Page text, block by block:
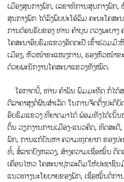
ເມືອງສູນກາງພັກ, ເລຂາທິການສູນກາງພັກ,
ສູນກາງພັກ ​ໄດ້ລົງພົບປະໂອ້ລົມ ຄະນະໂຄສ
ການຕ້ອນຮັບຂອງ ທ່ານ ຄຳບຸນ ດວງພະບາງ
ໂຄສະນາອົບຮົມແຂວງອັດຕະປື ເຂົ້າຮ່ວມມີ:
ເມືອງ, ຫົວໜ້າຂະແໜງການ, ຮອງຫົວໜ້າຂ
ດ້ວຍພະນັກງານໂຄສະນາແຂວງທັງໝົດ.
ໂອກາດ​ນີ້, ທ່ານ ຄໍາພັນ ພົມມະທັດ ກໍ່ໄດ້
ຕີລາຄາສູງຕໍ່ຜົນສຳເລັດ ໃນການຈັດຕັ້ງປະຕິບັ
ອົບຮົມແຂວງ ທີ່ຍາດມາໄດ້ ພ້ອມທັງໄດ້ເນັ້
ຕົ້ນ ວຽກງານການເມືອງ-ແນວຄິດ, ທິດສະດີ,
ພັກ, ການແກ້ບັນຫາ ຄວາມທຸກຍາກ ຂອງປ
ທໍ້, ສໍ້ລາດບັງຫລວງ, ສ້າງຄວາມເຊື່ອໝັ້ນ ຕິດ
ເຄື່ອນໄຫວ ໂຄສະນາປຸກລະດົມໃຫ້ປະຊາຊົນ
ແນວທາງນະໂຍບາຍຂອງພັກ, ເຊື່ອໝັ້ນຕໍ່ກ